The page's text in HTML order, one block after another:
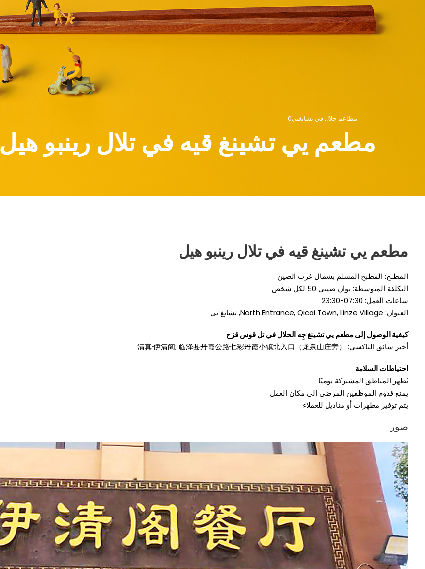
مطاعم حلال في تشانغيي0
مطعم يي تشينغ قيه في تلال رينبو هيل
مطعم يي تشينغ قيه في تلال رينبو هيل
المطبخ: المطبخ المسلم بشمال غرب الصين
التكلفة المتوسطة: يوان صيني 50 لكل شخص
ساعات العمل: 07:30-23:30
العنوان:
North Entrance,Qicai Town,Linze Village , تشانغ يي
كيفية الوصول إلى مطعم يي تشينغ جِه الحلال في تل قوس قزح
أخبر سائق التاكسي:
清真·伊清阁; 临泽县丹霞公路七彩丹霞小镇北入口（龙泉山庄旁）
احتياطات السلامة
تُطهر المناطق المشتركة يوميًا
يمنع قدوم الموظفين المرضى إلى مكان العمل
يتم توفير مطهرات أو مناديل للعملاء
صور